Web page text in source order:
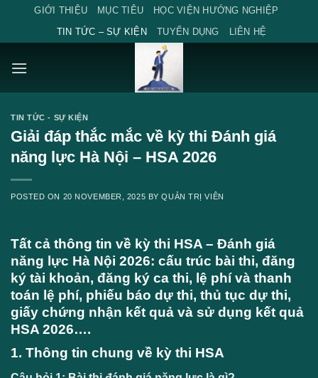
content
GIỚI THIỆU MỤC TIÊU
HỌC VIỆN HƯỚNG NGHIỆP
TIN TỨC – SỰ KIỆN
TUYỂN DỤNG LIÊN HỆ
TIN TỨC - SỰ KIỆN
Giải đáp thắc mắc về kỳ thi Đánh giá
năng lực Hà Nội – HSA 2026
POSTED ON 20 NOVEMBER, 2025 BYQUẢN TRỊ VIÊN
Tất cả thông tin về kỳ thi HSA – Đánh giá
năng lực Hà Nội 2026: cấu trúc bài thi, đăng
ký tài khoản, đăng ký ca thi, lệ phí và thanh
toán lệ phí, phiếu báo dự thi, thủ tục dự thi,
giấy chứng nhận kết quả và sử dụng kết quả
HSA 2026….
1. Thông tin chung về kỳ thi HSA